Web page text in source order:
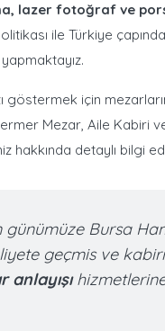
lazer fotoğraf ve
ile Türkiye
göstermek için
Mezar, Aile Kabiri
hakkında detaylı bilgi
Bursa
geçmis ve